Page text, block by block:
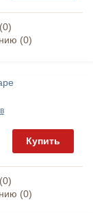
0)
(0)
Купить
0)
(0)